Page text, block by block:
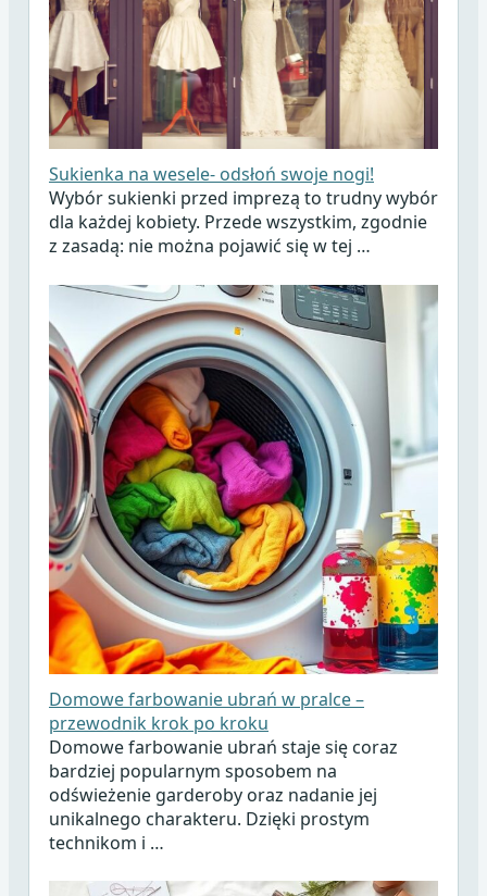
Sukienka na wesele- odsłoń swoje nogi!
Wybór sukienki przed imprezą to trudny wybór
dla każdej kobiety. Przede wszystkim, zgodnie
z zasadą: nie można pojawić się w tej …
Domowe farbowanie ubrań w pralce –
przewodnik krok po kroku
Domowe farbowanie ubrań staje się coraz
bardziej popularnym sposobem na
odświeżenie garderoby oraz nadanie jej
unikalnego charakteru. Dzięki prostym
technikom i …